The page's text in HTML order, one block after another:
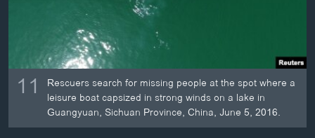
11
Rescuers search for missing people at the spot where a
leisure boat capsized in strong winds on a lake in
Guangyuan, Sichuan Province, China, June 5, 2016.